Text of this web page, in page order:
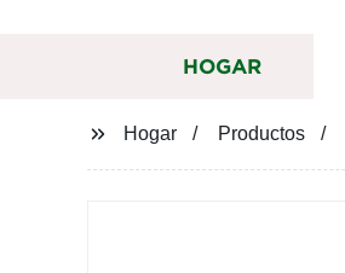
HOGAR
Hogar Productos